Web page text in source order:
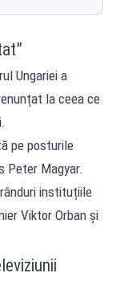
Ungariei a
la ceea ce
pe posturile
Peter Magyar.
instituțiile
Viktor Orban și